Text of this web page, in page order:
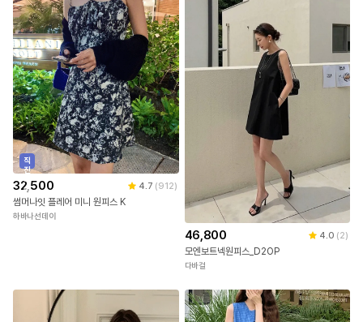
직
진
배
송
32,500 4.7 (912)
썸머나잇 플레어 미니 원피스 K
하바나선데이
46,800 4.0 (2)
모엔보트넥원피스_D2OP
다바걸